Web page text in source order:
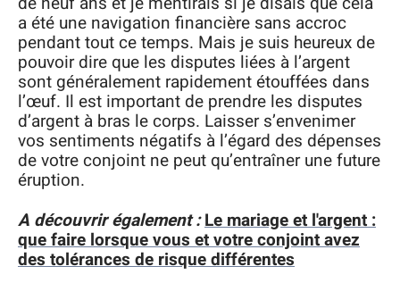
a été une navigation financière sans accroc
pendant tout ce temps. Mais je suis heureux de
pouvoir dire que les disputes liées à l’argent
sont généralement rapidement étouffées dans
l’œuf. Il est important de prendre les disputes
d’argent à bras le corps. Laisser s’envenimer
vos sentiments négatifs à l’égard des dépenses
de votre conjoint ne peut qu’entraîner une future
éruption.
A découvrir également : Le mariage et l'argent :
que faire lorsque vous et votre conjoint avez
des tolérances de risque différentes